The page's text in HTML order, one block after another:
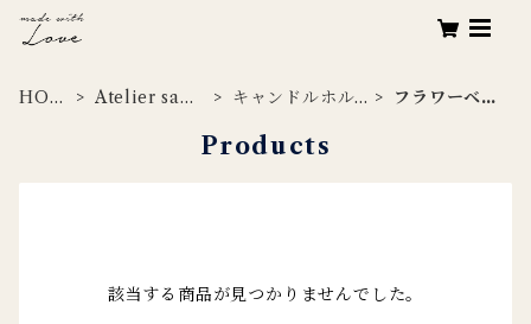
HOM
Atelier samp
キャンドルホル
フラワーベー
Products
該当する商品が見つかりませんでした。